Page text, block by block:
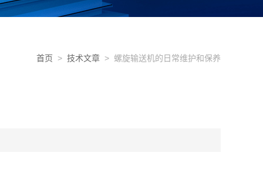
首页 > 技术文章 > 螺旋输送机的日常维护和保养